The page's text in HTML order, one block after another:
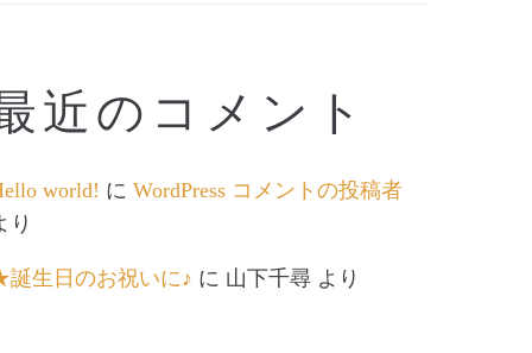
近のコメント
world! に WordPress コメントの投稿者
り
生日のお祝いに♪ に 山下千尋 より